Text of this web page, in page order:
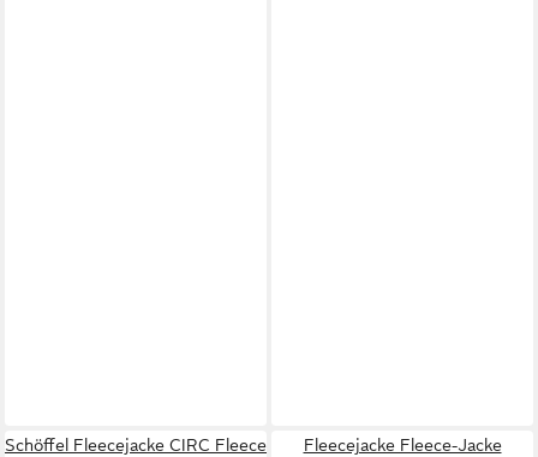
Schöffel Fleecejacke CIRC Fleece
Fleecejacke Fleece-Jacke